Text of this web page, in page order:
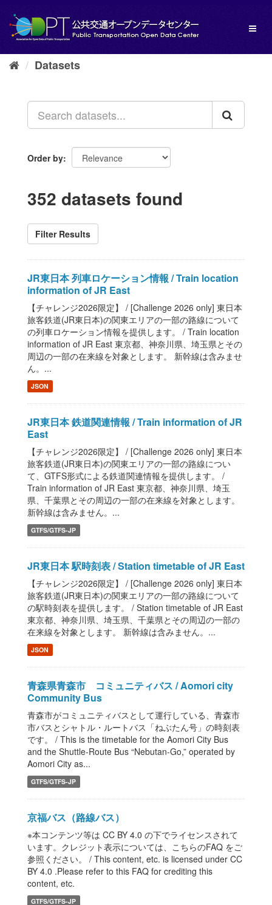
content
Datasets
Order by
352 datasets found
Filter Results
JR東日本 列車ロケーション情報 / Train location
information of JR East
【チャレンジ2026限定】 / [Challenge 2026 only] 東日本
旅客鉄道(JR東日本)の関東エリアの一部の路線について
の列車ロケーション情報を提供します。 / Train location
information of JR East 東京都、神奈川県、埼玉県とその
周辺の一部の在来線を対象とします。 新幹線は含みませ
ん。...
JSON
JR東日本 鉄道関連情報 / Train information of JR
East
【チャレンジ2026限定】 / [Challenge 2026 only] 東日本
旅客鉄道(JR東日本)の関東エリアの一部の路線につい
て、GTFS形式による鉄道関連情報を提供します。 /
Train information of JR East 東京都、神奈川県、埼玉
県、千葉県とその周辺の一部の在来線を対象とします。
新幹線は含みません。...
GTFS/GTFS-JP
JR東日本 駅時刻表 / Station timetable of JR East
【チャレンジ2026限定】 / [Challenge 2026 only] 東日本
旅客鉄道(JR東日本)の関東エリアの一部の路線について
の駅時刻表を提供します。 / Station timetable of JR East
東京都、神奈川県、埼玉県、千葉県とその周辺の一部の
在来線を対象とします。 新幹線は含みません。...
JSON
青森県青森市 コミュニティバス / Aomori city
Community Bus
青森市がコミュニティバスとして運行している、青森市
市バスとシャトル・ルートバス「ねぶたん号」の時刻表
です。 / This is the timetable for the Aomori City Bus
and the Shuttle-Route Bus “Nebutan-Go,” operated by
Aomori City as...
GTFS/GTFS-JP
京福バス（路線バス）
※本コンテンツ等は CC BY 4.0 の下でライセンスされて
います。クレジット表示については、こちらのFAQ をご
参照ください。 / This content, etc. is licensed under CC
BY 4.0 .Please refer to this FAQ for crediting this
content, etc.
GTFS/GTFS-JP